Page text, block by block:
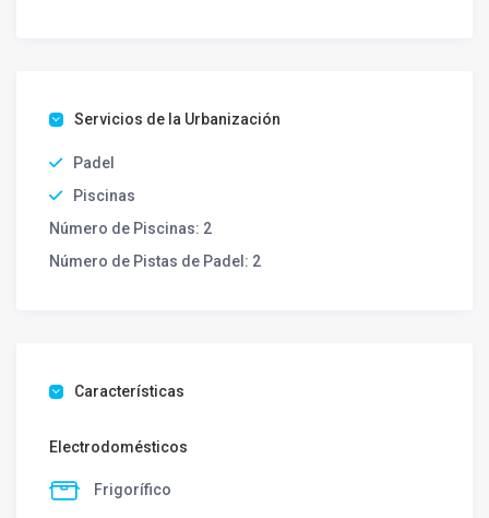
Servicios de la Urbanización
Padel
Piscinas
Número de Piscinas: 2
Número de Pistas de Padel: 2
Características
Electrodomésticos
Frigorífico